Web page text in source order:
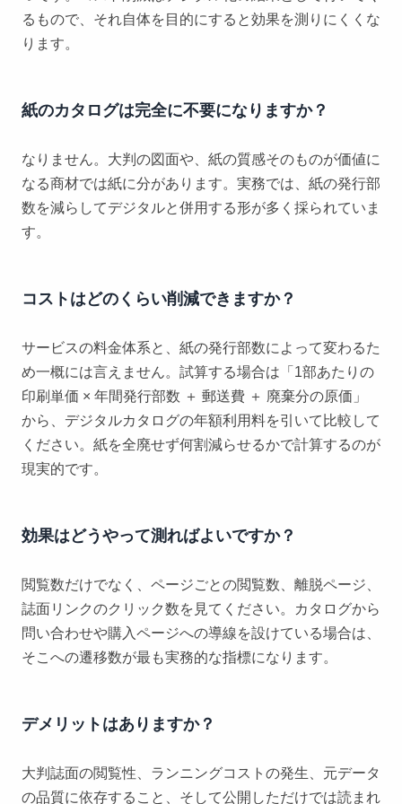
るもので、それ自体を目的にすると効果を測りにくくな
ります。
紙のカタログは完全に不要になりますか？
なりません。大判の図面や、紙の質感そのものが価値に
なる商材では紙に分があります。実務では、紙の発行部
数を減らしてデジタルと併用する形が多く採られていま
す。
コストはどのくらい削減できますか？
サービスの料金体系と、紙の発行部数によって変わるた
め一概には言えません。試算する場合は「1部あたりの
印刷単価 × 年間発行部数 ＋ 郵送費 ＋ 廃棄分の原価」
から、デジタルカタログの年額利用料を引いて比較して
ください。紙を全廃せず何割減らせるかで計算するのが
現実的です。
効果はどうやって測ればよいですか？
閲覧数だけでなく、ページごとの閲覧数、離脱ページ、
誌面リンクのクリック数を見てください。カタログから
問い合わせや購入ページへの導線を設けている場合は、
そこへの遷移数が最も実務的な指標になります。
デメリットはありますか？
大判誌面の閲覧性、ランニングコストの発生、元データ
の品質に依存すること、そして公開しただけでは読まれ